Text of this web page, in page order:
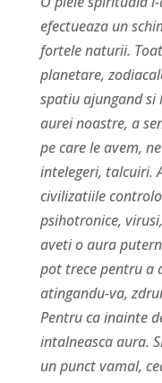
efectueaza un
fortele naturii.
planetare,
spatiu ajungand
aurei noastre, a
pe care le avem,
intelegeri, talcuiri.
civilizatiile
psihotronice,
aveti o aura
pot trece pentru a
atingandu-va,
Pentru ca inainte
intalneasca aura.
un punct vamal,